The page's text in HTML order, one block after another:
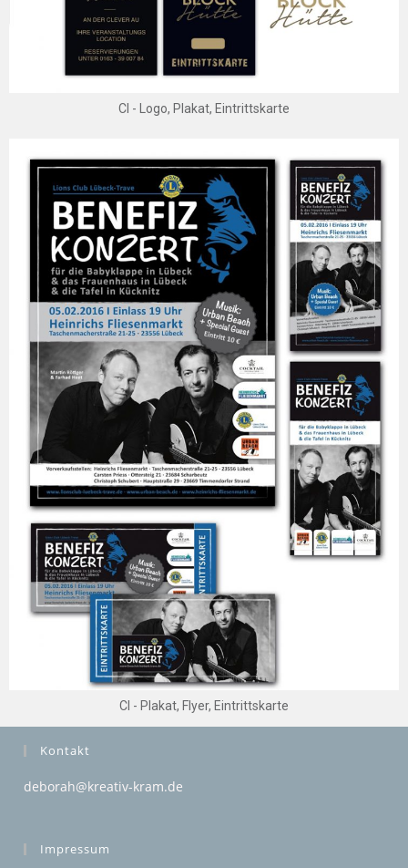
CI - Logo, Plakat, Eintrittskarte
CI - Plakat, Flyer, Eintrittskarte
Kontakt
deborah@kreativ-kram.de
Impressum